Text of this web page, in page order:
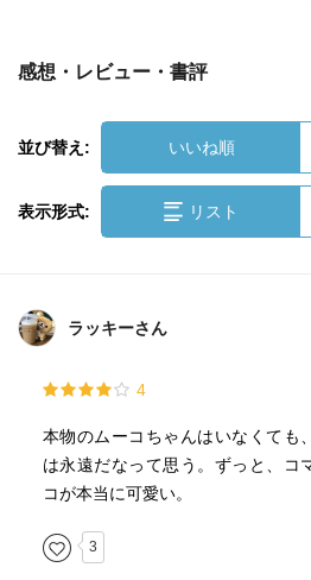
感想・レビュー・書評
並び替え: いいね順
表示形式: リスト
ラッキーさん
4
本物のムーコちゃんはいなくても
は永遠だなって思う。ずっと、コ
コが本当に可愛い。
3